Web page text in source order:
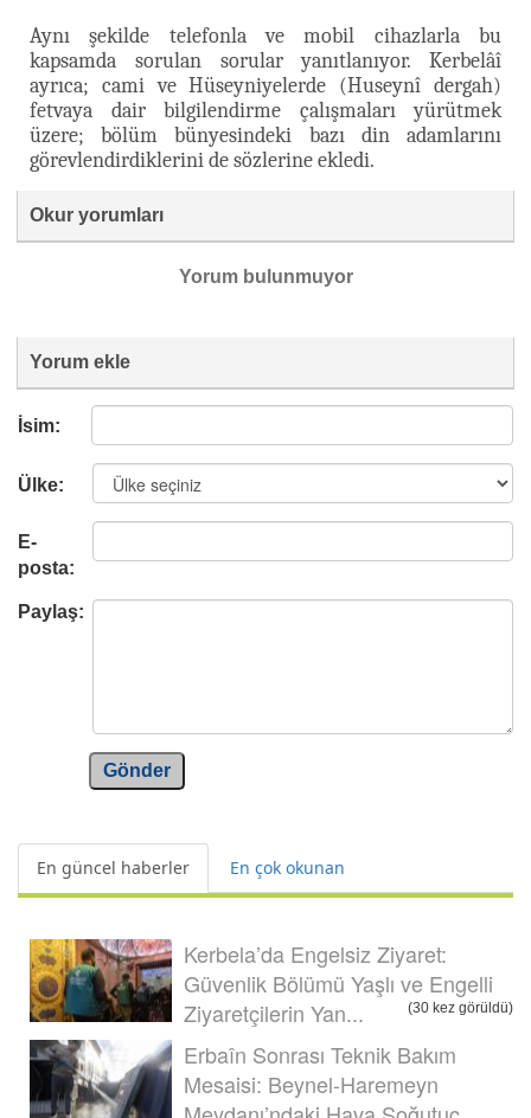
Aynı şekilde telefonla ve mobil cihazlarla bu
kapsamda sorulan sorular yanıtlanıyor. Kerbelâî
ayrıca; cami ve Hüseyniyelerde (Huseynî dergah)
fetvaya dair bilgilendirme çalışmaları yürütmek
üzere; bölüm bünyesindeki bazı din adamlarını
görevlendirdiklerini de sözlerine ekledi.
Okur yorumları
Yorum bulunmuyor
Yorum ekle
İsim:
Ülke:
E-
posta:
Paylaş:
Gönder
En güncel haberler En çok okunan
Kerbela’da Engelsiz Ziyaret:
Güvenlik Bölümü Yaşlı ve Engelli
Ziyaretçilerin Yan...
(30 kez görüldü)
Erbaîn Sonrası Teknik Bakım
Mesaisi: Beynel-Haremeyn